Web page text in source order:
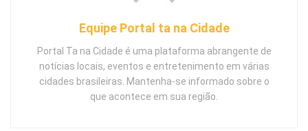
Equipe Portal ta na Cidade
Portal Ta na Cidade é uma plataforma abrangente de
notícias locais, eventos e entretenimento em várias
cidades brasileiras. Mantenha-se informado sobre o
que acontece em sua região.